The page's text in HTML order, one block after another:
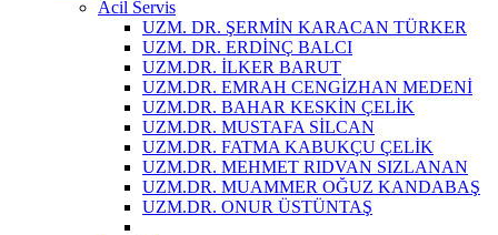
Acil Servis
UZM. DR. ŞERMİN KARACAN TÜRKER
UZM. DR. ERDİNÇ BALCI
UZM.DR. İLKER BARUT
UZM.DR. EMRAH CENGİZHAN MEDENİ
UZM.DR. BAHAR KESKİN ÇELİK
UZM.DR. MUSTAFA SİLCAN
UZM.DR. FATMA KABUKÇU ÇELİK
UZM.DR. MEHMET RIDVAN SIZLANAN
UZM.DR. MUAMMER OĞUZ KANDABAŞ
UZM.DR. ONUR ÜSTÜNTAŞ